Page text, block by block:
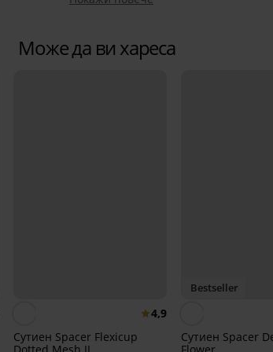
Може да ви хареса
4,9
Сутиен Spacer Flexicup
Bestseller
Сутиен Spacer